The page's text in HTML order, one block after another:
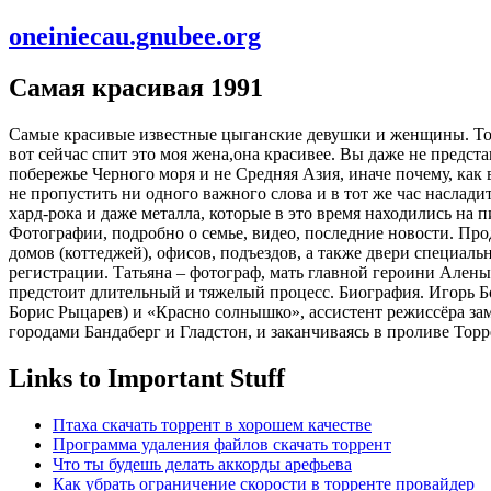
oneiniecau.gnubee.org
Самая красивая 1991
Самые красивые известные цыганские девушки и женщины.
вот сейчас спит это моя жена,она красивее. Вы даже не
побережье Черного моря и не Средняя Азия, иначе почему,
не пропустить ни одного важного слова и в тот же час
хард-рока и даже металла, которые в это время находились
Фотографии, подробно о семье, видео, последние новости.
домов (коттеджей), офисов, подъездов, а также двери
регистрации. Татьяна – фотограф, мать главной героини
предстоит длительный и тяжелый процесс. Биография. Игорь
Борис Рыцарев) и «Красно солнышко», ассистент режиссёра
городами Бандаберг и Гладстон, и заканчиваясь в проливе
Links to Important Stuff
Птаха скачать торрент в хорошем качестве
Программа удаления файлов скачать торрент
Что ты будешь делать аккорды арефьева
Как убрать ограничение скорости в торренте провайдер